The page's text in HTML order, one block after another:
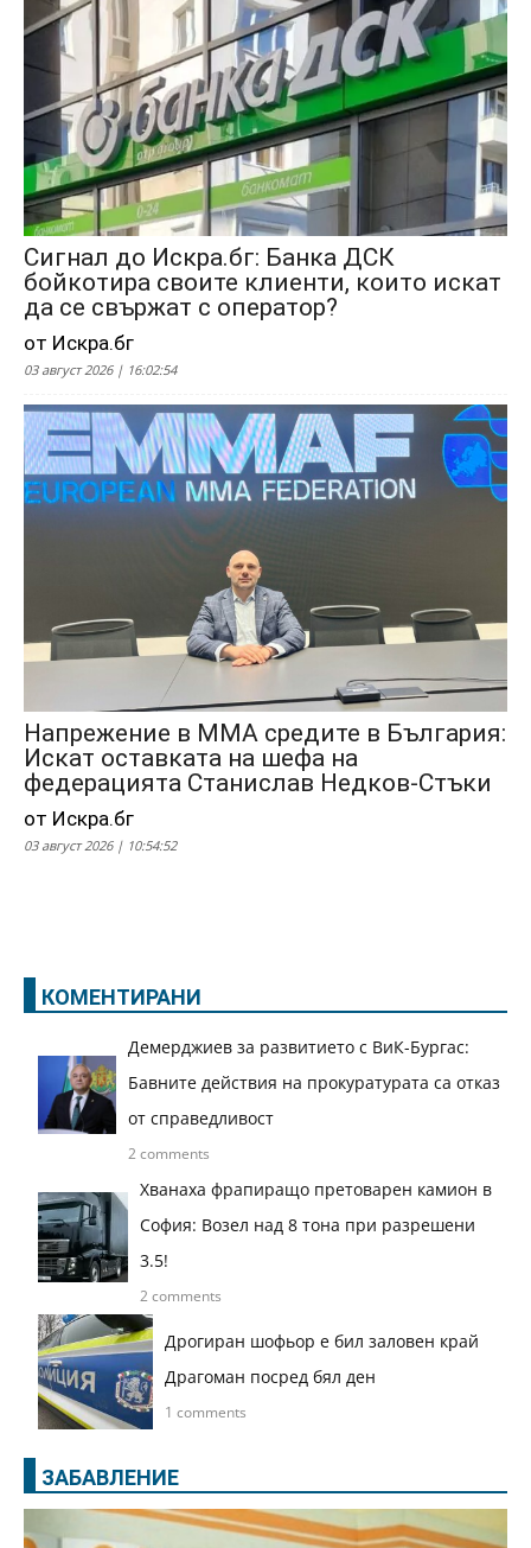
Сигнал до Искра.бг: Банка ДСК
бойкотира своите клиенти, които искат
да се свържат с оператор?
от Искра.бг
03 август 2026 | 16:02:54
Напрежение в ММА средите в България:
Искат оставката на шефа на
федерацията Станислав Недков-Стъки
от Искра.бг
03 август 2026 | 10:54:52
КОМЕНТИРАНИ
Демерджиев за развитието с ВиК-Бургас:
Бавните действия на прокуратурата са отказ
от справедливост
2 comments
Хванаха фрапиращо претоварен камион в
София: Возел над 8 тона при разрешени
3.5!
2 comments
Дрогиран шофьор е бил заловен край
Драгоман посред бял ден
1 comments
ЗАБАВЛЕНИЕ